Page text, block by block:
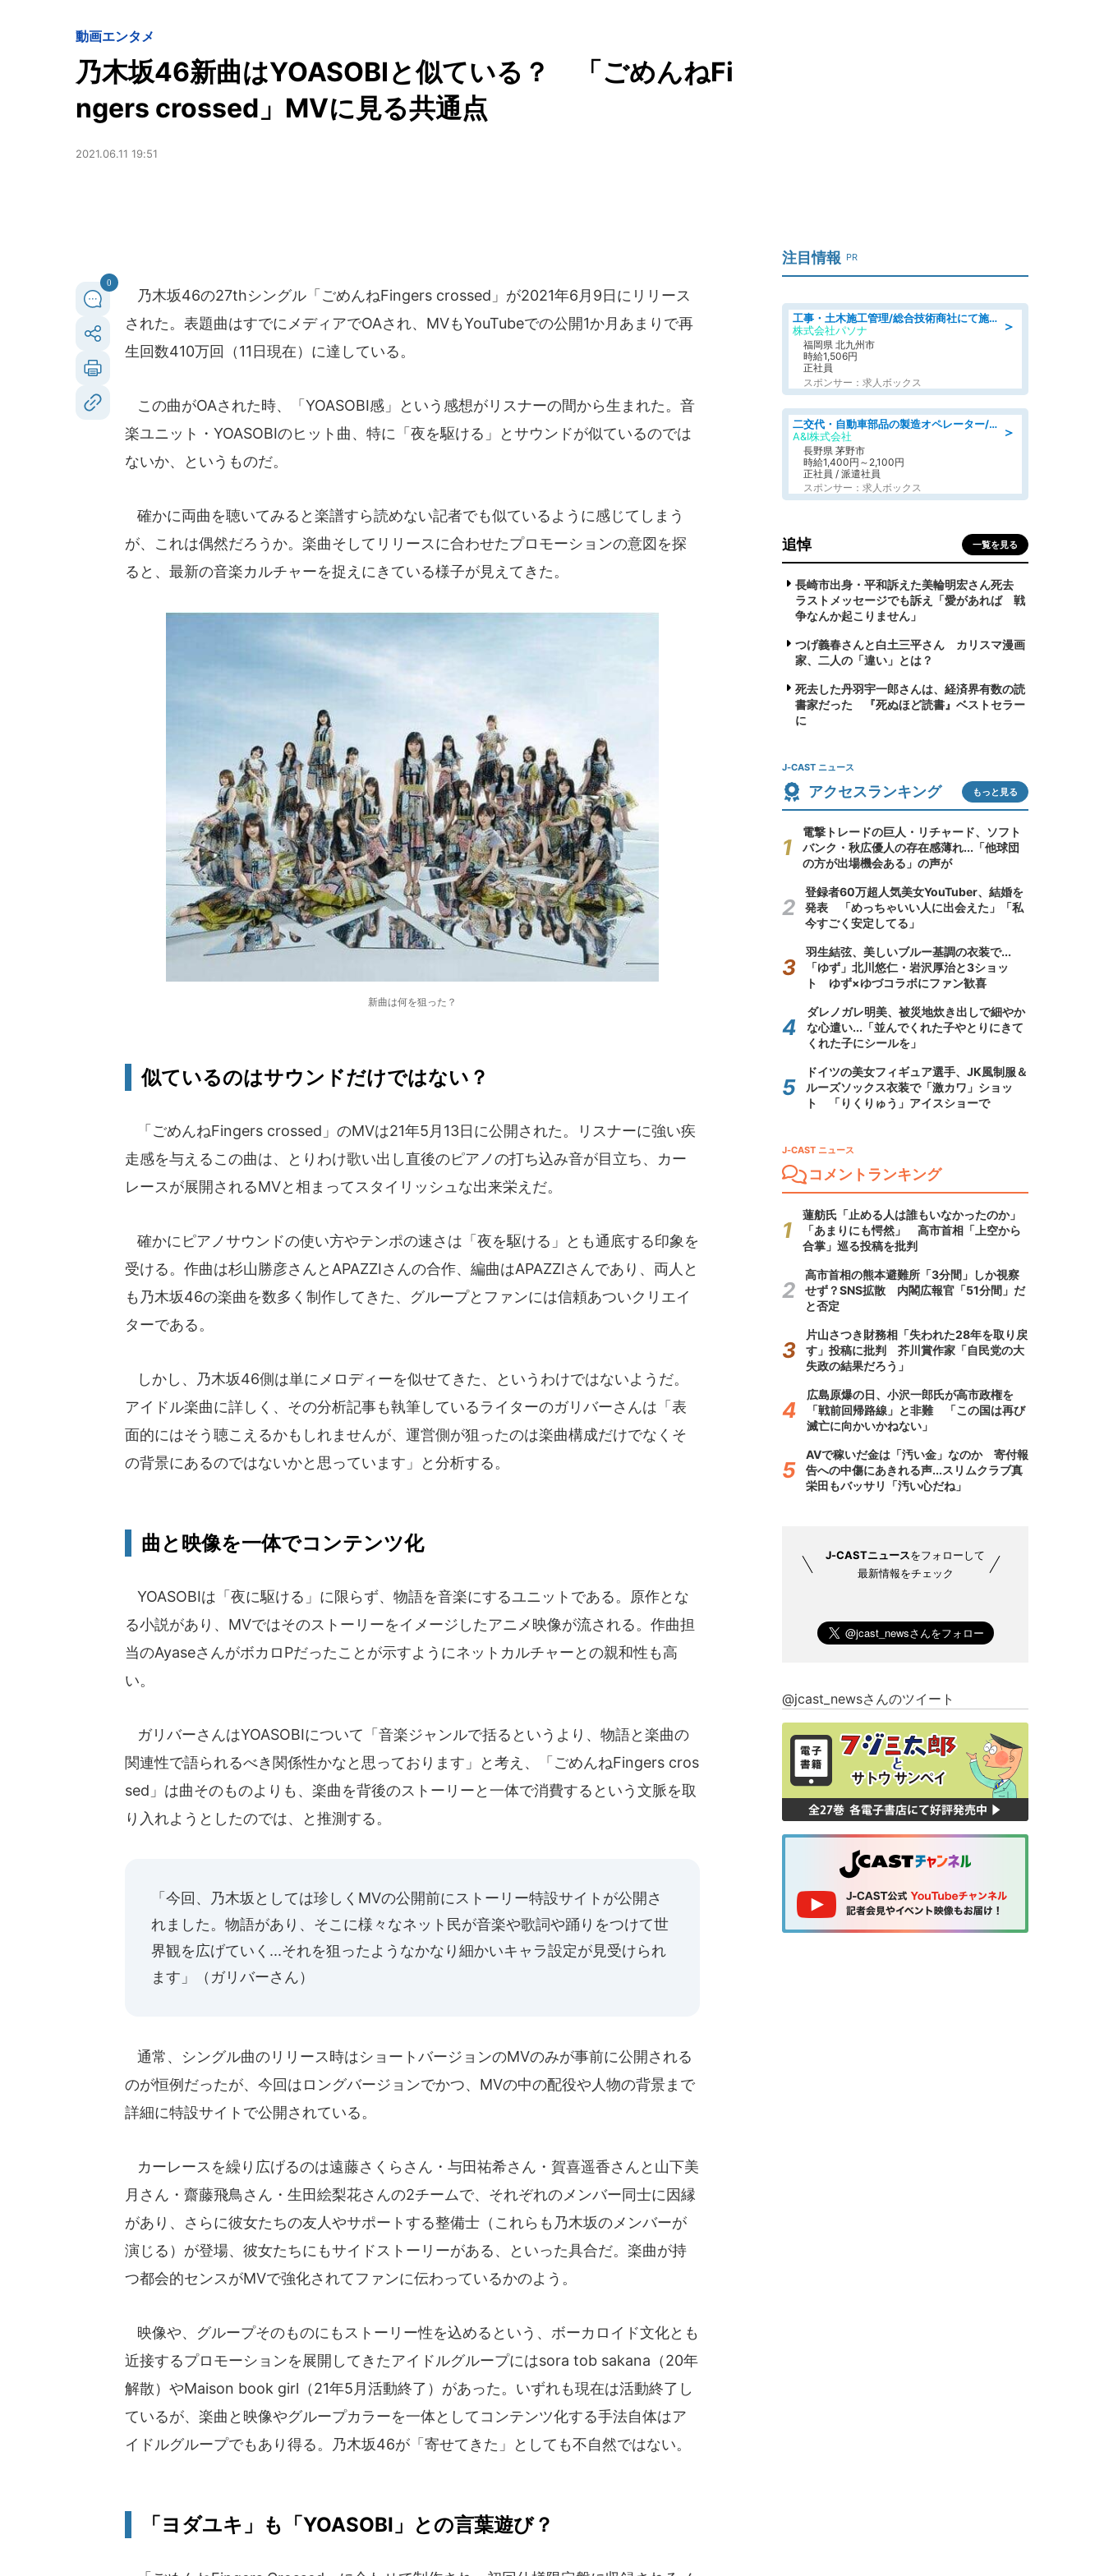
動画エンタメ
乃木坂46新曲はYOASOBIと似ている？ 「ごめんねFi
ngers crossed」MVに見る共通点
2021.06.11 19:51
0
乃木坂46の27thシングル「ごめんねFingers crossed」が2021年6月9日にリリース
された。表題曲はすでにメディアでOAされ、MVもYouTubeでの公開1か月あまりで再
生回数410万回（11日現在）に達している。
この曲がOAされた時、「YOASOBI感」という感想がリスナーの間から生まれた。音
楽ユニット・YOASOBIのヒット曲、特に「夜を駆ける」とサウンドが似ているのでは
ないか、というものだ。
確かに両曲を聴いてみると楽譜すら読めない記者でも似ているように感じてしまう
が、これは偶然だろうか。楽曲そしてリリースに合わせたプロモーションの意図を探
ると、最新の音楽カルチャーを捉えにきている様子が見えてきた。
新曲は何を狙った？
似ているのはサウンドだけではない？
「ごめんねFingers crossed」のMVは21年5月13日に公開された。リスナーに強い疾
走感を与えるこの曲は、とりわけ歌い出し直後のピアノの打ち込み音が目立ち、カー
レースが展開されるMVと相まってスタイリッシュな出来栄えだ。
確かにピアノサウンドの使い方やテンポの速さは「夜を駆ける」とも通底する印象を
受ける。作曲は杉山勝彦さんとAPAZZIさんの合作、編曲はAPAZZIさんであり、両人と
も乃木坂46の楽曲を数多く制作してきた、グループとファンには信頼あついクリエイ
ターである。
しかし、乃木坂46側は単にメロディーを似せてきた、というわけではないようだ。
アイドル楽曲に詳しく、その分析記事も執筆しているライターのガリバーさんは「表
面的にはそう聴こえるかもしれませんが、運営側が狙ったのは楽曲構成だけでなくそ
の背景にあるのではないかと思っています」と分析する。
曲と映像を一体でコンテンツ化
YOASOBIは「夜に駆ける」に限らず、物語を音楽にするユニットである。原作とな
る小説があり、MVではそのストーリーをイメージしたアニメ映像が流される。作曲担
当のAyaseさんがボカロPだったことが示すようにネットカルチャーとの親和性も高
い。
ガリバーさんはYOASOBIについて「音楽ジャンルで括るというより、物語と楽曲の
関連性で語られるべき関係性かなと思っております」と考え、「ごめんねFingers cros
sed」は曲そのものよりも、楽曲を背後のストーリーと一体で消費するという文脈を取
り入れようとしたのでは、と推測する。
「今回、乃木坂としては珍しくMVの公開前にストーリー特設サイトが公開さ
れました。物語があり、そこに様々なネット民が音楽や歌詞や踊りをつけて世
界観を広げていく...それを狙ったようなかなり細かいキャラ設定が見受けられ
ます」（ガリバーさん）
通常、シングル曲のリリース時はショートバージョンのMVのみが事前に公開される
のが恒例だったが、今回はロングバージョンでかつ、MVの中の配役や人物の背景まで
詳細に特設サイトで公開されている。
カーレースを繰り広げるのは遠藤さくらさん・与田祐希さん・賀喜遥香さんと山下美
月さん・齋藤飛鳥さん・生田絵梨花さんの2チームで、それぞれのメンバー同士に因縁
があり、さらに彼女たちの友人やサポートする整備士（これらも乃木坂のメンバーが
演じる）が登場、彼女たちにもサイドストーリーがある、といった具合だ。楽曲が持
つ都会的センスがMVで強化されてファンに伝わっているかのよう。
映像や、グループそのものにもストーリー性を込めるという、ボーカロイド文化とも
近接するプロモーションを展開してきたアイドルグループにはsora tob sakana（20年
解散）やMaison book girl（21年5月活動終了）があった。いずれも現在は活動終了し
ているが、楽曲と映像やグループカラーを一体としてコンテンツ化する手法自体はア
イドルグループでもあり得る。乃木坂46が「寄せてきた」としても不自然ではない。
「ヨダユキ」も「YOASOBI」との言葉遊び？
注目情報 PR
＞
工事・土木施工管理/総合技術商社にて施工管理のお仕事/即日勤務可/車通勤可/工事・土木施工管理/生産・品質管理
株式会社パソナ
福岡県 北九州市
時給1,506円
正社員
スポンサー：求人ボックス
＞
二交代・自動車部品の製造オペレーター/前払い・週払い制度あり/長期安定/有給とりやすい/環境充実
A&I株式会社
長野県 茅野市
時給1,400円～2,100円
正社員 / 派遣社員
スポンサー：求人ボックス
追悼 一覧を見る
長崎市出身・平和訴えた美輪明宏さん死去
ラストメッセージでも訴え「愛があれば 戦
争なんか起こりません」
つげ義春さんと白土三平さん カリスマ漫画
家、二人の「違い」とは？
死去した丹羽宇一郎さんは、経済界有数の読
書家だった 『死ぬほど読書』ベストセラー
に
J-CAST ニュース
アクセスランキング もっと見る
電撃トレードの巨人・リチャード、ソフト
バンク・秋広優人の存在感薄れ...「他球団
の方が出場機会ある」の声が
登録者60万超人気美女YouTuber、結婚を
発表 「めっちゃいい人に出会えた」「私
今すごく安定してる」
羽生結弦、美しいブルー基調の衣装で...
「ゆず」北川悠仁・岩沢厚治と3ショッ
ト ゆず×ゆづコラボにファン歓喜
ダレノガレ明美、被災地炊き出しで細やか
な心遣い...「並んでくれた子やとりにきて
くれた子にシールを」
ドイツの美女フィギュア選手、JK風制服＆
ルーズソックス衣装で「激カワ」ショッ
ト 「りくりゅう」アイスショーで
J-CAST ニュース
コメントランキング
蓮舫氏「止める人は誰もいなかったのか」
「あまりにも愕然」 高市首相「上空から
合掌」巡る投稿を批判
高市首相の熊本避難所「3分間」しか視察
せず？SNS拡散 内閣広報官「51分間」だ
と否定
片山さつき財務相「失われた28年を取り戻
す」投稿に批判 芥川賞作家「自民党の大
失政の結果だろう」
広島原爆の日、小沢一郎氏が高市政権を
「戦前回帰路線」と非難 「この国は再び
滅亡に向かいかねない」
AVで稼いだ金は「汚い金」なのか 寄付報
告への中傷にあきれる声...スリムクラブ真
栄田もバッサリ「汚い心だね」
J-CASTニュースをフォローして
最新情報をチェック
@jcast_newsさんのツイート